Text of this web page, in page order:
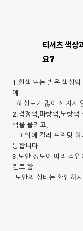
티셔츠 색상
요?
1.흰색 또는 밝은 색상
에
해상도가 많이 깨지지
2.검정색,파랑색,노랑색
색을 올리고,
그 위에 컬러 프린팅
능합니다.
3.도안 정도에 따라 작
린트 할
도안의 상태는 확인하